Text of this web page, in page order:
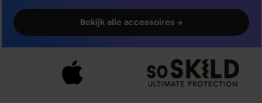
Bekijk alle accessoires →